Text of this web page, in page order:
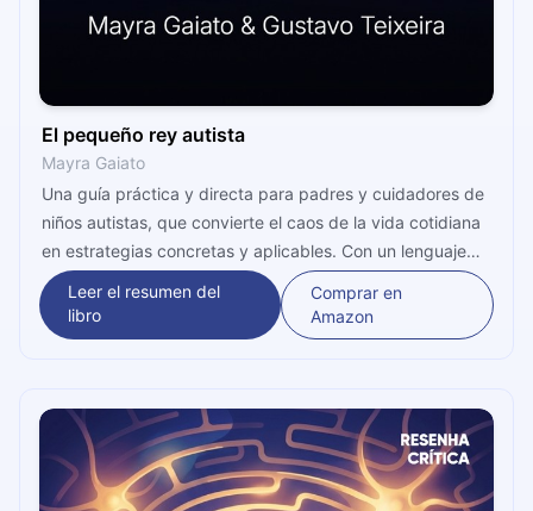
El pequeño rey autista
Mayra Gaiato
Una guía práctica y directa para padres y cuidadores de
niños autistas, que convierte el caos de la vida cotidiana
en estrategias concretas y aplicables. Con un lenguaje
accesible y ejemplos del mundo real, el libro enseña a
identificar los detonantes de las crisis, aplicar técnicas de
refuerzo positivo y construir rutinas que realmente
Leer el resumen del
libro
Comprar en
Amazon